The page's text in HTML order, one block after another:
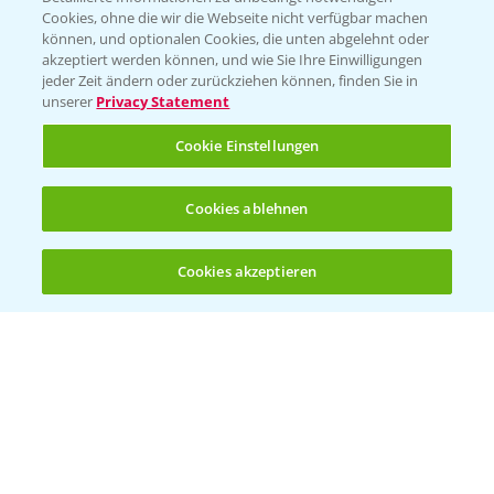
(noch 4)
KONTAKT
Hilfe in Notfällen
T.+49 (0)214/30-20220
Folgen Sie uns
Cookies, ohne die wir die Webseite nicht verfügbar machen
können, und optionalen Cookies, die unten abgelehnt oder
akzeptiert werden können, und wie Sie Ihre Einwilligungen
jeder Zeit ändern oder zurückziehen können, finden Sie in
unserer Privacy Statement
Cookie Einstellungen
Cookies ablehnen
Cookies akzeptieren